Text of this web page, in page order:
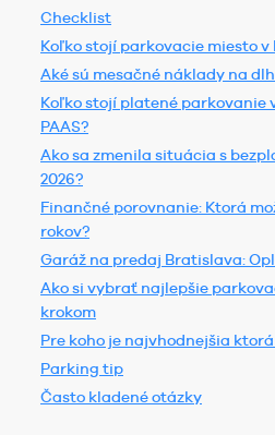
Checklist
Koľko stojí parkovacie miesto v
Aké sú mesačné náklady na
Koľko stojí platené parkovanie
PAAS?
Ako sa zmenila situácia s
2026?
Finančné porovnanie: Ktorá
rokov?
Garáž na predaj Bratislava:
Ako si vybrať najlepšie
krokom
Pre koho je najvhodnejšia
Parking tip
Často kladené otázky